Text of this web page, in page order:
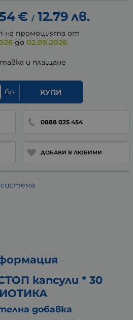
€ / 12.79 лв.
на промоцията от
до 02.09.2026
и плащане
бр. КУПИ
0888 025 454
ДОБАВИ В ЛЮБИМИ
капсули * 30
добавка